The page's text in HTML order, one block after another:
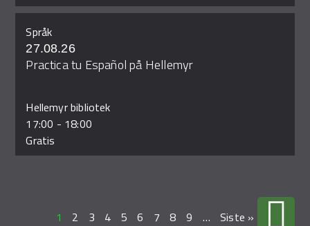
Språk
27.08.26
Practica tu Español på Hellemyr
Hellemyr bibliotek
17:00 - 18:00
Gratis
1 2 3 4 5 6 7 8 9 … Siste »